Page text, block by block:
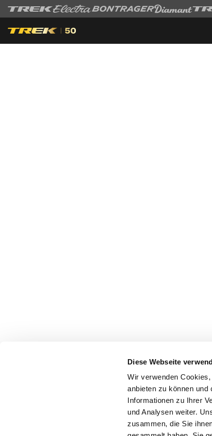
Diese Webseite
Wir verwenden
anbieten zu können und
Informationen zu Ihrer
und Analysen weiter.
zusammen, die Sie